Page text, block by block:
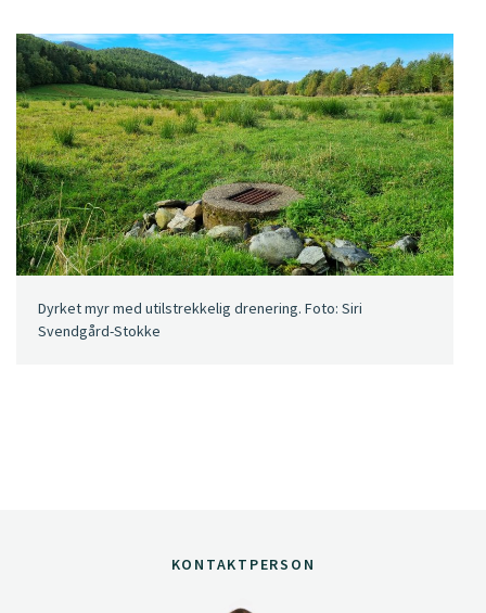
Dyrket myr med utilstrekkelig drenering. Foto: Siri
Svendgård-Stokke
KONTAKTPERSON